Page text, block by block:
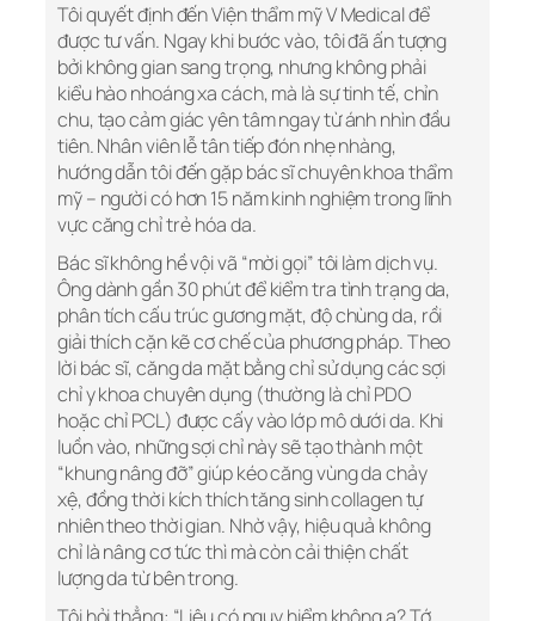
Tôi quyết định đến Viện thẩm mỹ V Medical để
được tư vấn. Ngay khi bước vào, tôi đã ấn tượng
bởi không gian sang trọng, nhưng không phải
kiểu hào nhoáng xa cách, mà là sự tinh tế, chỉn
chu, tạo cảm giác yên tâm ngay từ ánh nhìn đầu
tiên. Nhân viên lễ tân tiếp đón nhẹ nhàng,
hướng dẫn tôi đến gặp bác sĩ chuyên khoa thẩm
mỹ – người có hơn 15 năm kinh nghiệm trong lĩnh
vực căng chỉ trẻ hóa da.
Bác sĩ không hề vội vã “mời gọi” tôi làm dịch vụ.
Ông dành gần 30 phút để kiểm tra tình trạng da,
phân tích cấu trúc gương mặt, độ chùng da, rồi
giải thích cặn kẽ cơ chế của phương pháp. Theo
lời bác sĩ, căng da mặt bằng chỉ sử dụng các sợi
chỉ y khoa chuyên dụng (thường là chỉ PDO
hoặc chỉ PCL) được cấy vào lớp mô dưới da. Khi
luồn vào, những sợi chỉ này sẽ tạo thành một
“khung nâng đỡ” giúp kéo căng vùng da chảy
xệ, đồng thời kích thích tăng sinh collagen tự
nhiên theo thời gian. Nhờ vậy, hiệu quả không
chỉ là nâng cơ tức thì mà còn cải thiện chất
lượng da từ bên trong.